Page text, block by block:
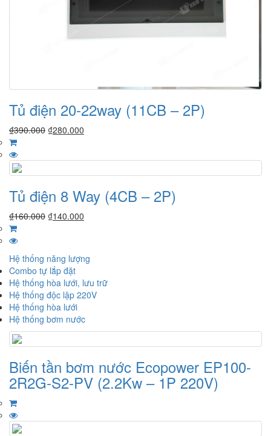
Tủ điện 20-22way (11CB – 2P)
₫390.000 ₫280.000
Tủ điện 8 Way (4CB – 2P)
₫160.000 ₫140.000
Hệ thống năng lượng
Combo tự lắp đặt
Hệ thống hòa lưới, lưu trữ
Hệ thống độc lập 220V
Hệ thống hòa lưới
Hệ thống bơm nước
Biến tần bơm nước Ecopower EP100-
2R2G-S2-PV (2.2Kw – 1P 220V)